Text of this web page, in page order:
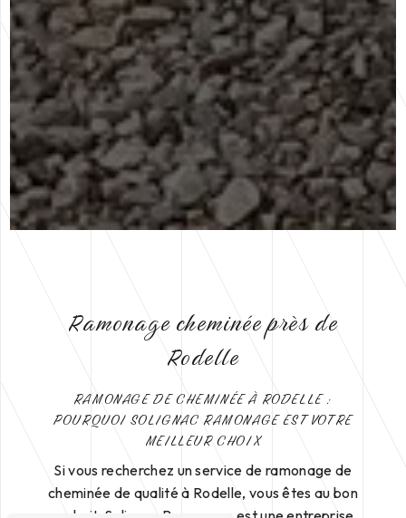
Ramonage cheminée près de
Rodelle
RAMONAGE DE CHEMINÉE À RODELLE :
POURQUOI SOLIGNAC RAMONAGE EST VOTRE
MEILLEUR CHOIX
Si vous recherchez un service de ramonage de
cheminée de qualité à Rodelle, vous êtes au bon